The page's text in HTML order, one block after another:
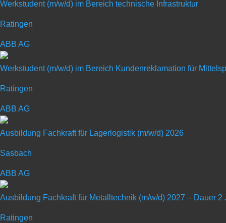
Werkstudent (m/w/d) im Bereich technische Infrastruktur
Ratingen
ABB AG
Werkstudent (m/w/d) im Bereich Kundenreklamation für
Ratingen
ABB AG
Ausbildung Fachkraft für Lagerlogistik (m/w/d) 2026
Sasbach
ABB AG
Ausbildung Fachkraft für Metalltechnik (m/w/d) 2027 – Dauer 2
Ratingen
Ausbildung zum
Ausbildungsberuf: